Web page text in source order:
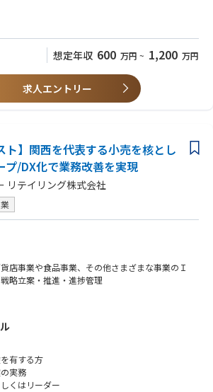
力・規模を誇るグループの中枢で、潤沢な環境下
推進をするので、広い視野と多様なスキルを身に
のセキュリティ関連認証取得経験
見
(CISSP、CCSP、GIAC、CISA、情報処理安全確保
術者、セキュリティマネジメントなど)
想定年収 600 万円 ~ 1,200 万円
求人エントリー
ト】関西を代表する小売を核とし
プ/DX化で業務改善を実現
リテイリング株式会社
店事業や食品事業、その他さまざまな事業のＩ
略立案・推進・進捗管理
った、グループ各社横串でのＩＴ・デジタル戦
等の企画・立案
プロジェクトの立ち上げ、タスク可視化、担当者
会議体等を使った全体計画、各プロジェクトの進
有する方
実務
くはリーダー